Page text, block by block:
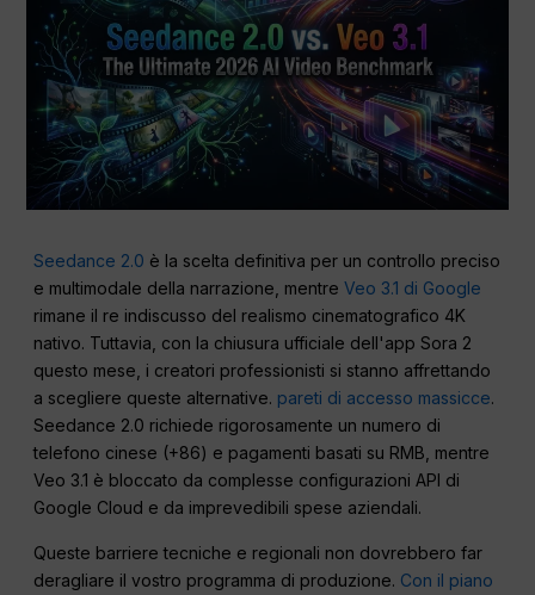
Seedance 2.0 è la scelta definitiva per un controllo preciso
e multimodale della narrazione, mentreVeo 3.1 di Google
rimane il re indiscusso del realismo cinematografico 4K
nativo. Tuttavia, con la chiusura ufficiale dell'app Sora 2
questo mese, i creatori professionisti si stanno affrettando
a scegliere queste alternative. pareti di accesso massicce.
Seedance 2.0 richiede rigorosamente un numero di
telefono cinese (+86) e pagamenti basati su RMB, mentre
Veo 3.1 è bloccato da complesse configurazioni API di
Google Cloud e da imprevedibili spese aziendali.
Queste barriere tecniche e regionali non dovrebbero far
deragliare il vostro programma di produzione. Con il piano